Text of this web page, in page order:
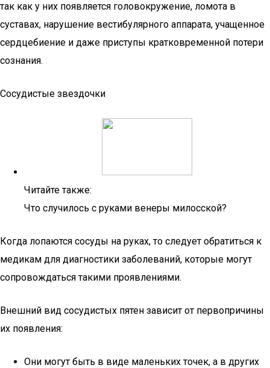
так как у них появляется головокружение, ломота в
суставах, нарушение вестибулярного аппарата, учащенное
сердцебиение и даже приступы кратковременной потери
сознания.
Сосудистые звездочки
Читайте также:
Что случилось с руками венеры милосской?
Когда лопаются сосуды на руках, то следует обратиться к
медикам для диагностики заболеваний, которые могут
сопровождаться такими проявлениями.
Внешний вид сосудистых пятен зависит от первопричины
их появления:
Они могут быть в виде маленьких точек, а в других